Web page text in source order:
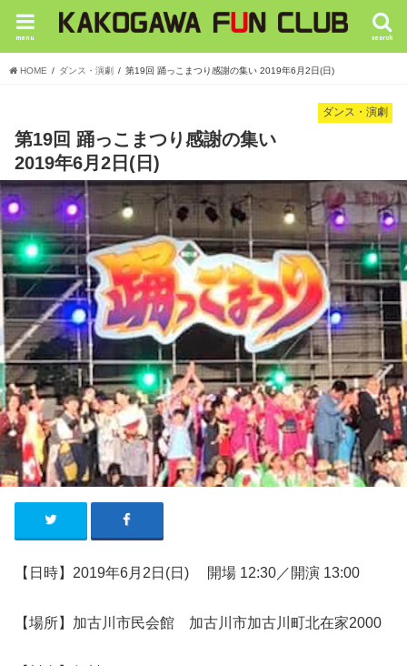
search
menu
HOME ダンス・演劇 第19回 踊っこまつり感謝の集い 2019年6月2日(日)
ダンス・演劇
第19回 踊っこまつり感謝の集い
2019年6月2日(日)
【日時】2019年6月2 日 (日) 開場 12:30／開演 13:00
【場所】加古川市民会館 加古川市加古川町北在家2000